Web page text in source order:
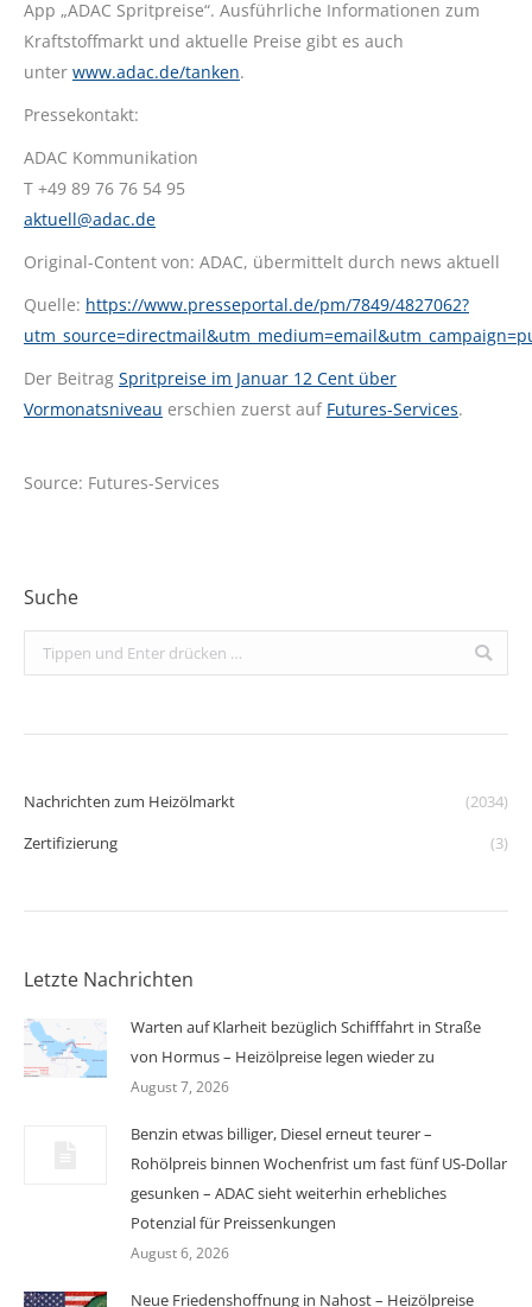
App „ADAC Spritpreise“. Ausführliche Informationen zum
Kraftstoffmarkt und aktuelle Preise gibt es auch
unter www.adac.de/tanken.
Pressekontakt:
ADAC Kommunikation
T +49 89 76 76 54 95
aktuell@adac.de
Original-Content von: ADAC, übermittelt durch news aktuell
Quelle: https://www.presseportal.de/pm/7849/4827062?
Der Beitrag Spritpreise im Januar 12 Cent über
Vormonatsniveau erschien zuerst auf Futures-Services.
Source: Futures-Services
Suche
Search:
Nachrichten zum Heizölmarkt
(2034)
Zertifizierung
(3)
Letzte Nachrichten
Warten auf Klarheit bezüglich Schifffahrt in Straße
von Hormus – Heizölpreise legen wieder zu
August 7, 2026
Benzin etwas billiger, Diesel erneut teurer –
Rohölpreis binnen Wochenfrist um fast fünf US-Dollar
gesunken – ADAC sieht weiterhin erhebliches
Potenzial für Preissenkungen
August 6, 2026
Neue Friedenshoffnung in Nahost – Heizölpreise